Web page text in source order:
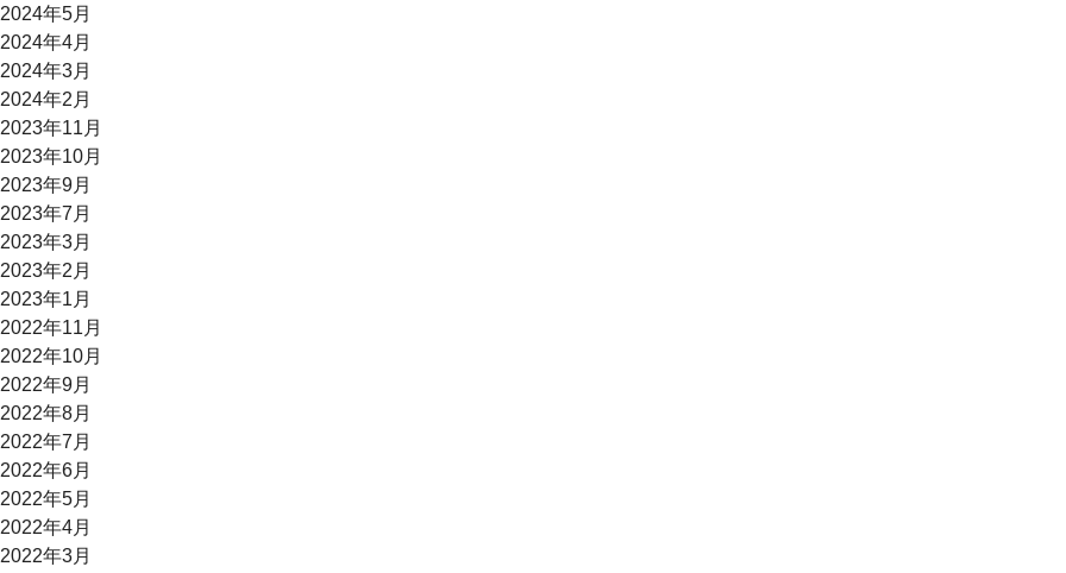
2024年5月
2024年4月
2024年3月
2024年2月
2023年11月
2023年10月
2023年9月
2023年7月
2023年3月
2023年2月
2023年1月
2022年11月
2022年10月
2022年9月
2022年8月
2022年7月
2022年6月
2022年5月
2022年4月
2022年3月